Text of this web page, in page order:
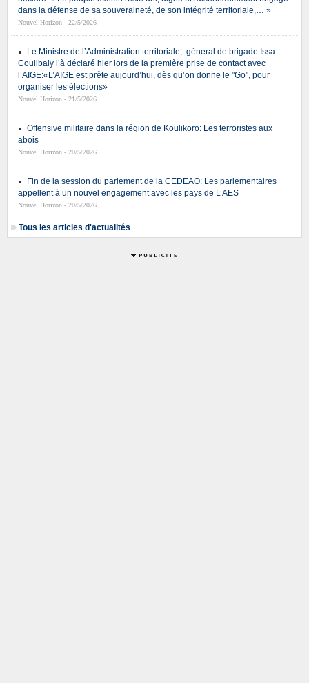
dans la défense de sa souveraineté, de son intégrité territoriale,… »
Nouvel Horizon - 22/5/2026
Le Ministre de l’Administration territoriale, géneral de brigade Issa
Coulibaly l’à déclaré hier lors de la première prise de contact avec
l’AIGE:«L’AIGE est prête aujourd’hui, dès qu’on donne le "Go", pour
organiser les élections»
Nouvel Horizon - 21/5/2026
Offensive militaire dans la région de Koulikoro: Les terroristes aux
abois
Nouvel Horizon - 20/5/2026
Fin de la session du parlement de la CEDEAO: Les parlementaires
appellent à un nouvel engagement avec les pays de L’AES
Nouvel Horizon - 20/5/2026
Tous les articles d'actualités